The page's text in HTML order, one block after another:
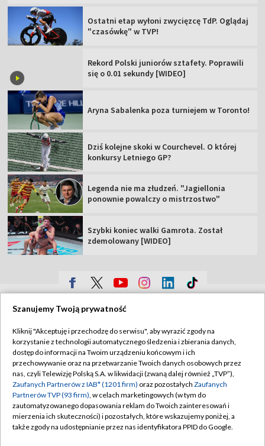
Ostatni etap wyłoni zwycięzcę TdP. Oglądaj
"czasówkę" w TVP!
Rekord Polski juniorów sztafety. Poprawili
się o 0.01 sekundy [WIDEO]
Aryna Sabalenka poza turniejem w Toronto!
Dziś kolejne skoki w Courchevel. O której
konkursy Letniego GP?
Legenda nie ma złudzeń. "Jagiellonia
ponownie powalczy o mistrzostwo"
Szybki koniec walki Gamrota. Został
zdemolowany [WIDEO]
Sklep TVP
Biuro Reklamy
Oferta Handlowa
Telegazeta ogłoszenia
Emisja w TVP
Polityka prywatności
Moje zgody
Biuro reklamy
Kontakt
Szanujemy Twoją prywatność
Kliknij "Akceptuję i przechodzę do serwisu", aby wyrazić zgody na
korzystanie z technologii automatycznego śledzenia i zbierania danych,
dostęp do informacji na Twoim urządzeniu końcowym i ich
przechowywanie oraz na przetwarzanie Twoich danych osobowych przez
nas, czyli Telewizję Polską S.A. w likwidacji (zwaną dalej również „TVP”),
Zaufanych Partnerów z IAB* (1201 firm) oraz pozostałych Zaufanych
Partnerów TVP (93 firm), w celach marketingowych (w tym do
zautomatyzowanego dopasowania reklam do Twoich zainteresowań i
mierzenia ich skuteczności) i pozostałych, które wskazujemy poniżej, a
także zgody na udostępnianie przez nas identyfikatora PPID do Google.